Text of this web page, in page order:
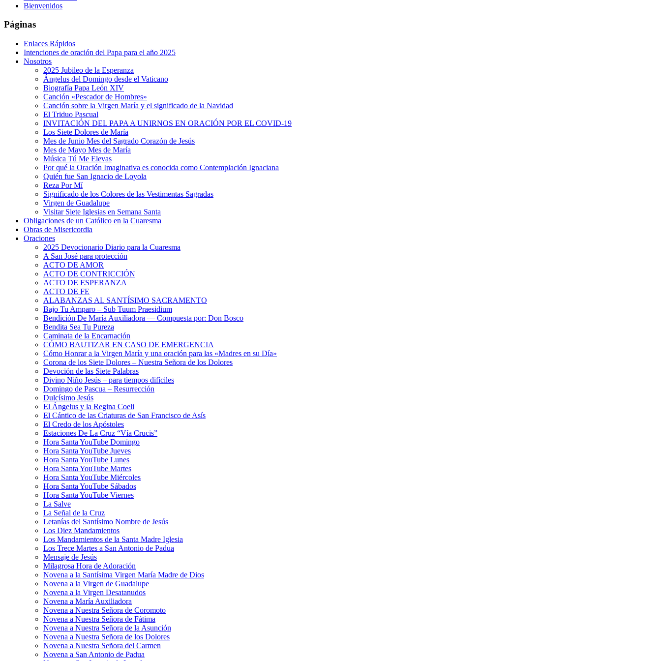
Bienvenidos
Páginas
Enlaces Rápidos
Intenciones de oración del Papa para el año 2025
Nosotros
2025 Jubileo de la Esperanza
Ángelus del Domingo desde el Vaticano
Biografía Papa León XIV
Canción «Pescador de Hombres»
Canción sobre la Virgen María y el significado de la Navidad
El Triduo Pascual
INVITACIÓN DEL PAPA A UNIRNOS EN ORACIÓN POR EL COVID-19
Los Siete Dolores de María
Mes de Junio Mes del Sagrado Corazón de Jesús
Mes de Mayo Mes de María
Música Tú Me Elevas
Por qué la Oración Imaginativa es conocida como Contemplación Ignaciana
Quién fue San Ignacio de Loyola
Reza Por Mí
Significado de los Colores de las Vestimentas Sagradas
Virgen de Guadalupe
Visitar Siete Iglesias en Semana Santa
Obligaciones de un Católico en la Cuaresma
Obras de Misericordia
Oraciones
2025 Devocionario Diario para la Cuaresma
A San José para protección
ACTO DE AMOR
ACTO DE CONTRICCIÓN
ACTO DE ESPERANZA
ACTO DE FE
ALABANZAS AL SANTÍSIMO SACRAMENTO
Bajo Tu Amparo – Sub Tuum Praesidium
Bendición De María Auxiliadora — Compuesta por: Don Bosco
Bendita Sea Tu Pureza
Caminata de la Encarnación
CÓMO BAUTIZAR EN CASO DE EMERGENCIA
Cómo Honrar a la Virgen María y una oración para las «Madres en su Día»
Corona de los Siete Dolores – Nuestra Señora de los Dolores
Devoción de las Siete Palabras
Divino Niño Jesús – para tiempos difíciles
Domingo de Pascua – Resurrección
Dulcísimo Jesús
El Ángelus y la Regina Coeli
El Cántico de las Criaturas de San Francisco de Asís
El Credo de los Apóstoles
Estaciones De La Cruz “Vía Crucis”
Hora Santa YouTube Domingo
Hora Santa YouTube Jueves
Hora Santa YouTube Lunes
Hora Santa YouTube Martes
Hora Santa YouTube Miércoles
Hora Santa YouTube Sábados
Hora Santa YouTube Viernes
La Salve
La Señal de la Cruz
Letanías del Santísimo Nombre de Jesús
Los Diez Mandamientos
Los Mandamientos de la Santa Madre Iglesia
Los Trece Martes a San Antonio de Padua
Mensaje de Jesús
Milagrosa Hora de Adoración
Novena a la Santísima Virgen María Madre de Dios
Novena a la Virgen de Guadalupe
Novena a la Virgen Desatanudos
Novena a María Auxiliadora
Novena a Nuestra Señora de Coromoto
Novena a Nuestra Señora de Fátima
Novena a Nuestra Señora de la Asunción
Novena a Nuestra Señora de los Dolores
Novena a Nuestra Señora del Carmen
Novena a San Antonio de Padua